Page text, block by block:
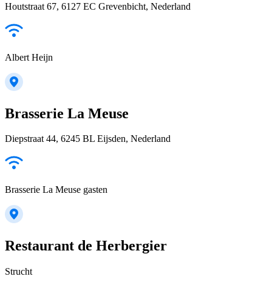
Houtstraat 67, 6127 EC Grevenbicht, Nederland
Albert Heijn
Brasserie La Meuse
Diepstraat 44, 6245 BL Eijsden, Nederland
Brasserie La Meuse gasten
Restaurant de Herbergier
Strucht